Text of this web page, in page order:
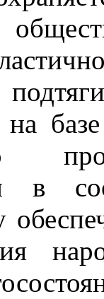
на
в